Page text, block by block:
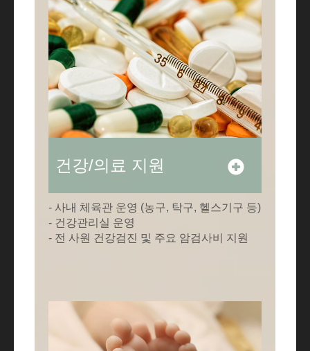
건강/의료 지원
- 사내 체육관 운영 (농구, 탁구, 헬스기구 등)
- 건강관리실 운영
- 전 사원 건강검진 및 주요 암검사비 지원